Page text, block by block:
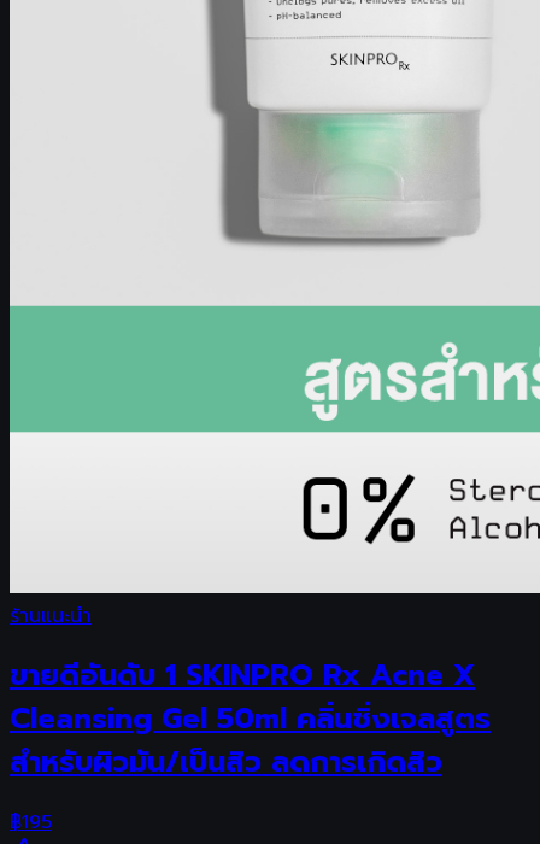
ร้านแนะนำ
ขายดีอันดับ 1 SKINPRO Rx Acne X
Cleansing Gel 50ml คลิ่นซิ่งเจลสูตร
สำหรับผิวมัน/เป็นสิว ลดการเกิดสิว
฿195